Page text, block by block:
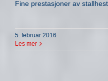
Fine prestasjoner av
5. februar 2016
Les mer